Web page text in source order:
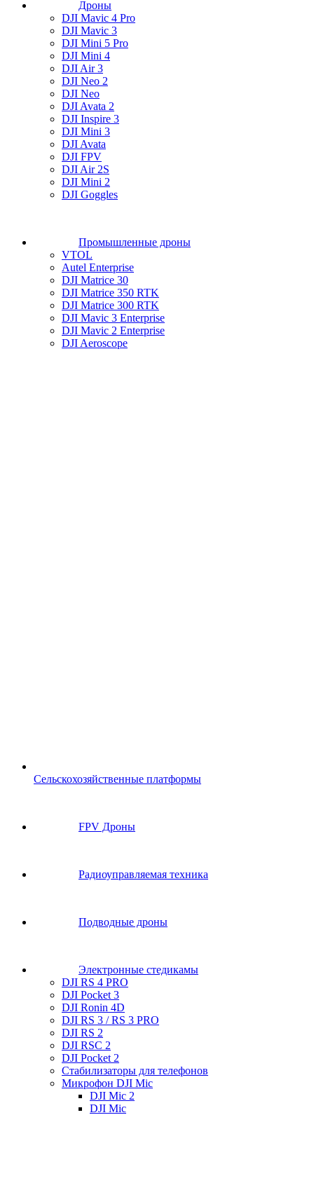
Дроны
DJI Mavic 4 Pro
DJI Mavic 3
DJI Mini 5 Pro
DJI Mini 4
DJI Air 3
DJI Neo 2
DJI Neo
DJI Avata 2
DJI Inspire 3
DJI Mini 3
DJI Avata
DJI FPV
DJI Air 2S
DJI Mini 2
DJI Goggles
Промышленные дроны
VTOL
Autel Enterprise
DJI Matrice 30
DJI Matrice 350 RTK
DJI Matrice 300 RTK
DJI Mavic 3 Enterprise
DJI Mavic 2 Enterprise
DJI Aeroscope
Сельскохозяйственные платформы
FPV Дроны
Радиоуправляемая техника
Подводные дроны
Электронные стедикамы
DJI RS 4 PRO
DJI Pocket 3
DJI Ronin 4D
DJI RS 3 / RS 3 PRO
DJI RS 2
DJI RSC 2
DJI Pocket 2
Стабилизаторы для телефонов
Микрофон DJI Mic
DJI Mic 2
DJI Mic